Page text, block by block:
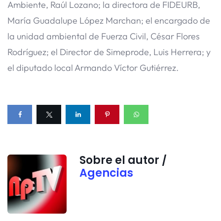
Ambiente, Raúl Lozano; la directora de FIDEURB,
María Guadalupe López Marchan; el encargado de
la unidad ambiental de Fuerza Civil, César Flores
Rodríguez; el Director de Simeprode, Luis Herrera; y
el diputado local Armando Víctor Gutiérrez.
Sobre el autor /
Agencias